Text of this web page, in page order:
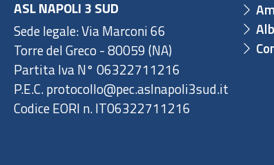
ASL NAPOLI 3 SUD
Sede legale: Via Marconi 66
Torre del Greco - 80059 (NA)
Partita Iva N° 06322711216
P.E.C. protocollo@pec.aslnapoli3sud.it
Codice EORI n. IT06322711216